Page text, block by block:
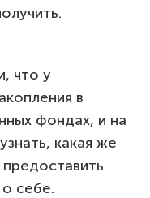
что у
в
фондах, и на
какая же
себе.